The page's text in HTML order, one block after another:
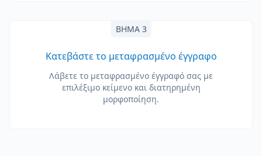
ΒΉΜΑ 3
Κατεβάστε το μεταφρασμένο έγγραφο
Λάβετε το μεταφρασμένο έγγραφό σας με
επιλέξιμο κείμενο και διατηρημένη
μορφοποίηση.